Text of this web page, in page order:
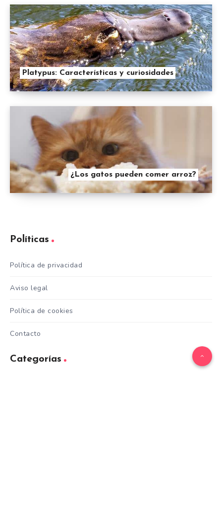
Platypus: Características y curiosidades
¿Los gatos pueden comer arroz?
Políticas
Política de privacidad
Aviso legal
Política de cookies
Contacto
Categorías